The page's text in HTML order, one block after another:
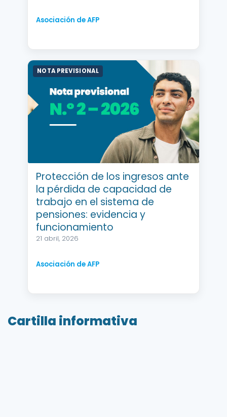
Asociación de AFP
NOTA PREVISIONAL
Protección de los ingresos ante
la pérdida de capacidad de
trabajo en el sistema de
pensiones: evidencia y
funcionamiento
21 abril, 2026
Asociación de AFP
Cartilla informativa